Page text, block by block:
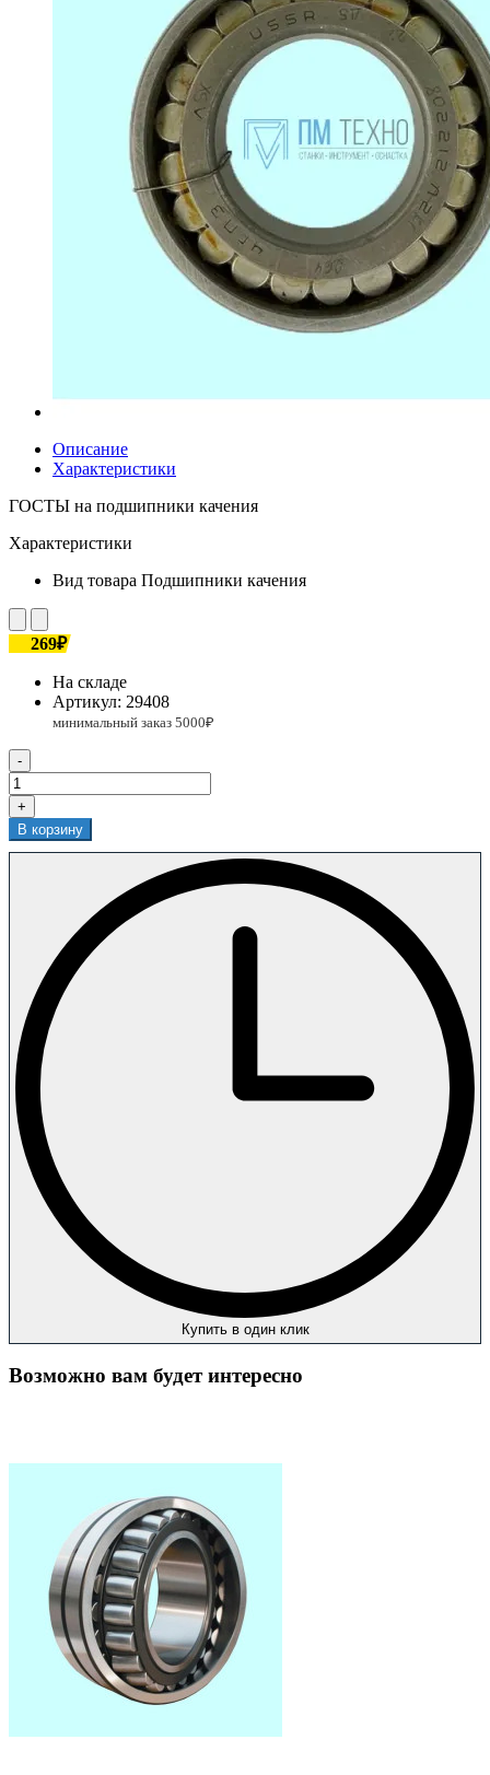
Описание
Характеристики
ГОСТЫ на подшипники качения
Характеристики
Вид товара Подшипники качения
269₽
На складе
Артикул: 29408
-
+
В корзину
Купить в один клик
Возможно вам будет интересно